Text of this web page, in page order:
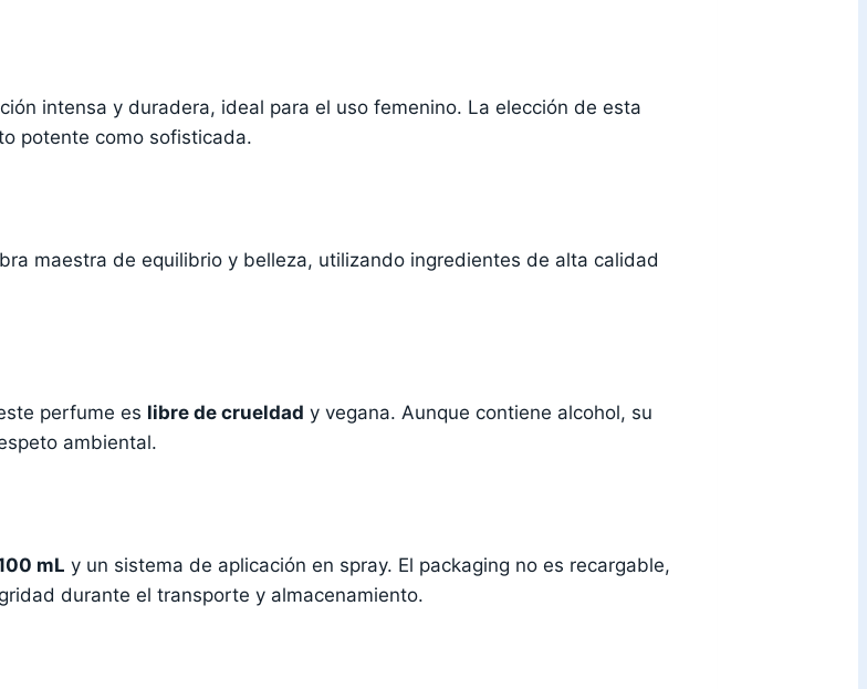
intensa y duradera, ideal para el uso femenino. La elección de esta
potente como sofisticada.
maestra de equilibrio y belleza, utilizando ingredientes de alta calidad
perfume es libre de crueldad y vegana. Aunque contiene alcohol, su
ambiental.
mL y un sistema de aplicación en spray. El packaging no es recargable,
durante el transporte y almacenamiento.